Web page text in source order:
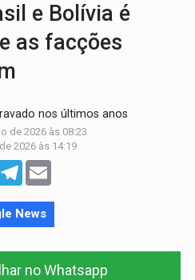
e Bolívia é
as facções
nos últimos anos
de 2026 às 08:23
2026 às 14:19
Telegram
News
no Whatsapp